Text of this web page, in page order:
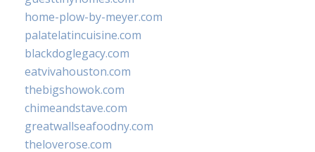
home-plow-by-meyer.com
palatelatincuisine.com
blackdoglegacy.com
eatvivahouston.com
thebigshowok.com
chimeandstave.com
greatwallseafoodny.com
theloverose.com